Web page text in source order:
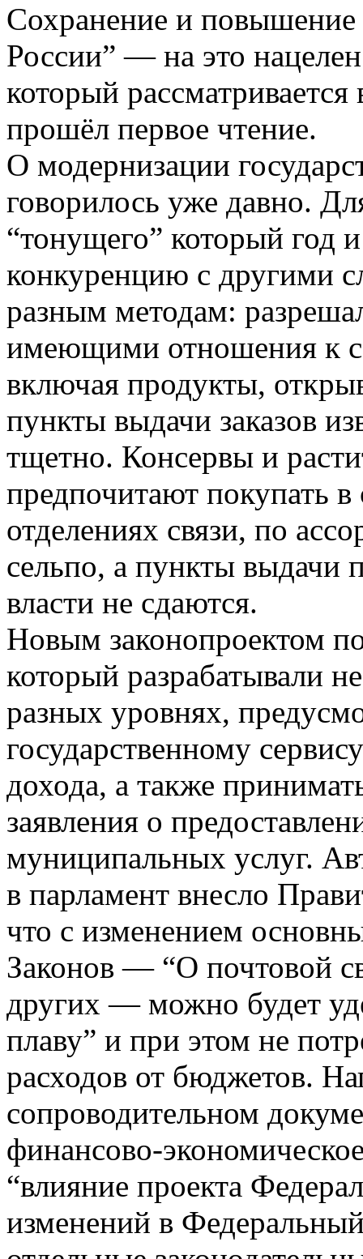
Сохранение и
России” — на это
который
прошёл первое чтение.
О модернизации
говорилось уже давно.
“тонущего” который год
конкуренцию с другими
разным методам:
имеющими отношения к
включая продукты,
пункты выдачи заказов
тщетно. Консервы и
предпочитают покупать в
отделениях связи, по
сельпо, а пункты выдачи
власти не сдаются.
Новым законопроектом
который разрабатывали
разных уровнях,
государственному
дохода, а также
заявления о
муниципальных услуг.
в парламент внесло
что с изменением
Законов — “О почтовой
других — можно будет
плаву” и при этом не
расходов от бюджетов.
сопроводительном
финансово-
“влияние проекта
изменений в